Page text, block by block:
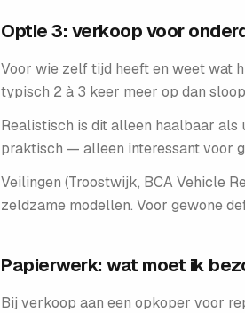
Optie 3: verkoop voor
Voor wie zelf tijd heeft en weet wat
typisch 2 à 3 keer meer op dan
Realistisch is dit alleen haalbaar als
praktisch — alleen interessant voor
Veilingen (Troostwijk, BCA Vehicle
zeldzame modellen. Voor gewone
Papierwerk: wat moet ik
Bij verkoop aan een opkoper voor